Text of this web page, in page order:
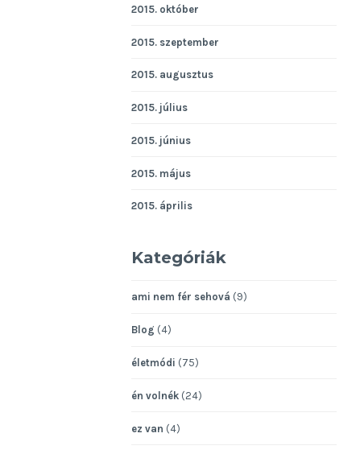
2015. október
2015. szeptember
2015. augusztus
2015. július
2015. június
2015. május
2015. április
Kategóriák
ami nem fér sehová (9)
Blog (4)
életmódi (75)
én volnék (24)
ez van (4)